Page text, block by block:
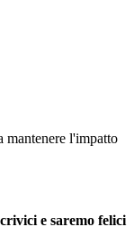
mantenere l'impatto
e saremo felici